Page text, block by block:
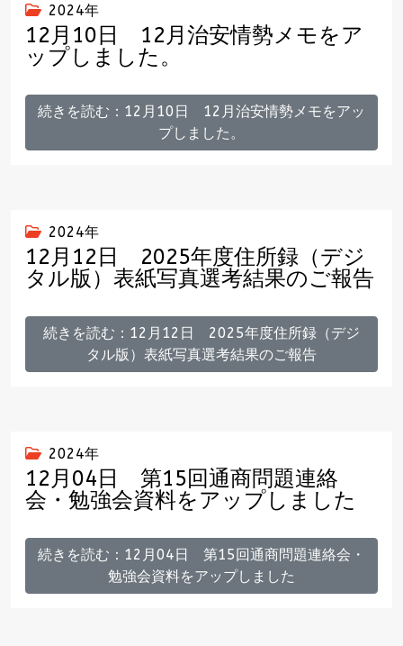
2024年
12月10日 12月治安情勢メモをア
ップしました。
続きを読む：12月10日 12月治安情勢メモをアッ
プしました。
2024年
12月12日 2025年度住所録（デジ
タル版）表紙写真選考結果のご報告
続きを読む：12月12日 2025年度住所録（デジ
タル版）表紙写真選考結果のご報告
2024年
12月04日 第15回通商問題連絡
会・勉強会資料をアップしました
続きを読む：12月04日 第15回通商問題連絡会・
勉強会資料をアップしました